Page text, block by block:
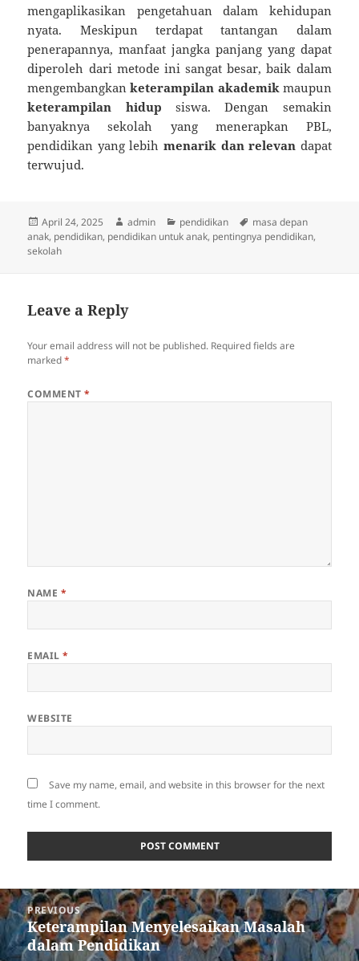
mengaplikasikan pengetahuan dalam kehidupan
nyata. Meskipun terdapat tantangan dalam
penerapannya, manfaat jangka panjang yang dapat
diperoleh dari metode ini sangat besar, baik dalam
mengembangkanketerampilan akademik maupun
keterampilan hidup siswa. Dengan semakin
banyaknya sekolah yang menerapkan PBL,
pendidikan yang lebih menarik dan relevan dapat
terwujud.
Posted
on
April 24, 2025 Author
admin Categories
pendidikan Tags
masa depan
anak, pendidikan, pendidikan untuk anak, pentingnya pendidikan,
sekolah
Leave a Reply
Your email address will not be published. Required fields are
marked*
COMMENT*
NAME *
EMAIL*
WEBSITE
Save my name, email, and website in this browser for the next
time I comment.
Post
navigation
PREVIOUS
Previous
post:
Keterampilan Menyelesaikan Masalah
dalam Pendidikan